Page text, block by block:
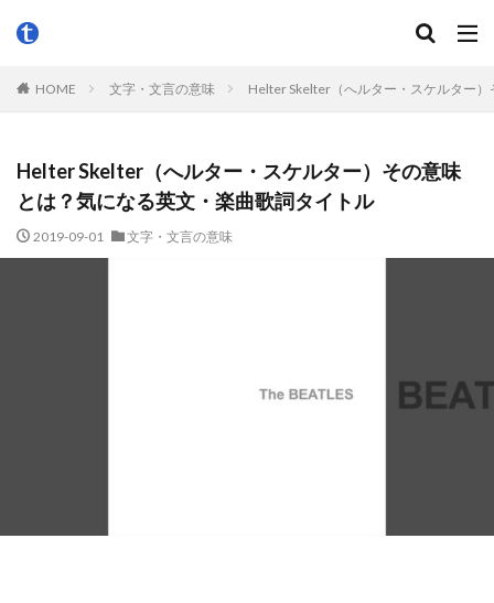
HOME 文字・文言の意味 Helter Skelter（へルター・スケルター
Helter Skelter（へルター・スケルター）その意味
とは？気になる英文・楽曲歌詞タイトル
2019-09-01 文字・文言の意味